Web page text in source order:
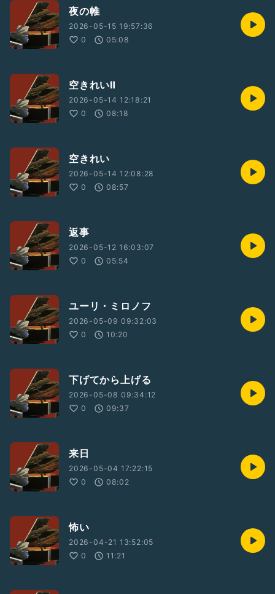
夜の帷
2026-05-15 19:57:36
0
05:08
空きれいⅡ
2026-05-14 12:18:21
0
08:18
空きれい
2026-05-14 12:08:28
0
08:57
返事
2026-05-12 16:03:07
0
05:54
ユーリ・ミロノフ
2026-05-09 09:32:03
0
10:20
下げてから上げる
2026-05-08 09:34:12
0
09:37
来日
2026-05-04 17:22:15
0
08:02
怖い
2026-04-21 13:52:05
0
11:21